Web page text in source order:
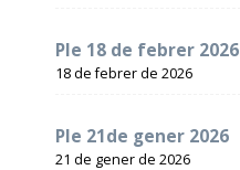
Ple 18 de febrer 2026
18 de febrer de 2026
Ple 21de gener 2026
21 de gener de 2026